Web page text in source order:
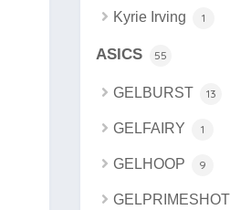
Kyrie Irving 1
ASICS 55
GELBURST 13
GELFAIRY 1
GELHOOP 9
GELPRIMESHOT